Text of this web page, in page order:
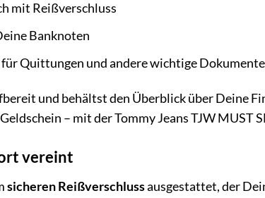
mit Reißverschluss
Banknoten
Quittungen und andere wichtige Dokumente
und behältst den Überblick über Deine
– mit der Tommy Jeans TJW MUST
vereint
sicheren Reißverschlussausgestattet, der